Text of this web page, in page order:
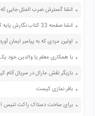
انشا صفحه 33 کتاب نگارش پایه کلاس هفتم
باقر نمازی کیست